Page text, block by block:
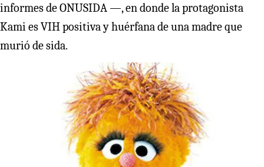
informes de ONUSIDA —, en donde la protagonista
Kami es VIH positiva y huérfana de una madre que
murió de sida.